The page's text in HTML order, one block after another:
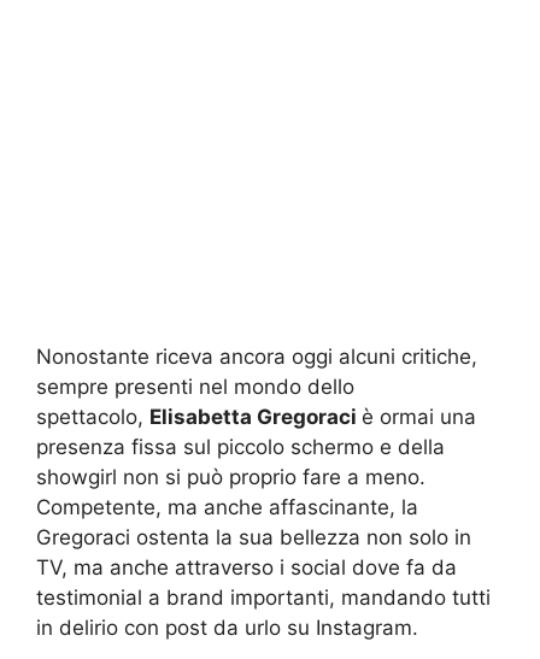
Nonostante riceva ancora oggi alcuni critiche,
sempre presenti nel mondo dello
spettacolo, Elisabetta Gregoraci è ormai una
presenza fissa sul piccolo schermo e della
showgirl non si può proprio fare a meno.
Competente, ma anche affascinante, la
Gregoraci ostenta la sua bellezza non solo in
TV, ma anche attraverso i social dove fa da
testimonial a brand importanti, mandando tutti
in delirio con post da urlo su Instagram.